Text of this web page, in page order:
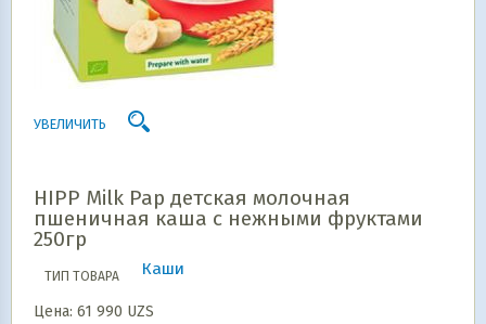
УВЕЛИЧИТЬ
HIPP Milk Pap детская молочная
пшеничная каша с нежными фруктами
250гр
ТИП ТОВАРА Каши
Цена: 61 990 UZS